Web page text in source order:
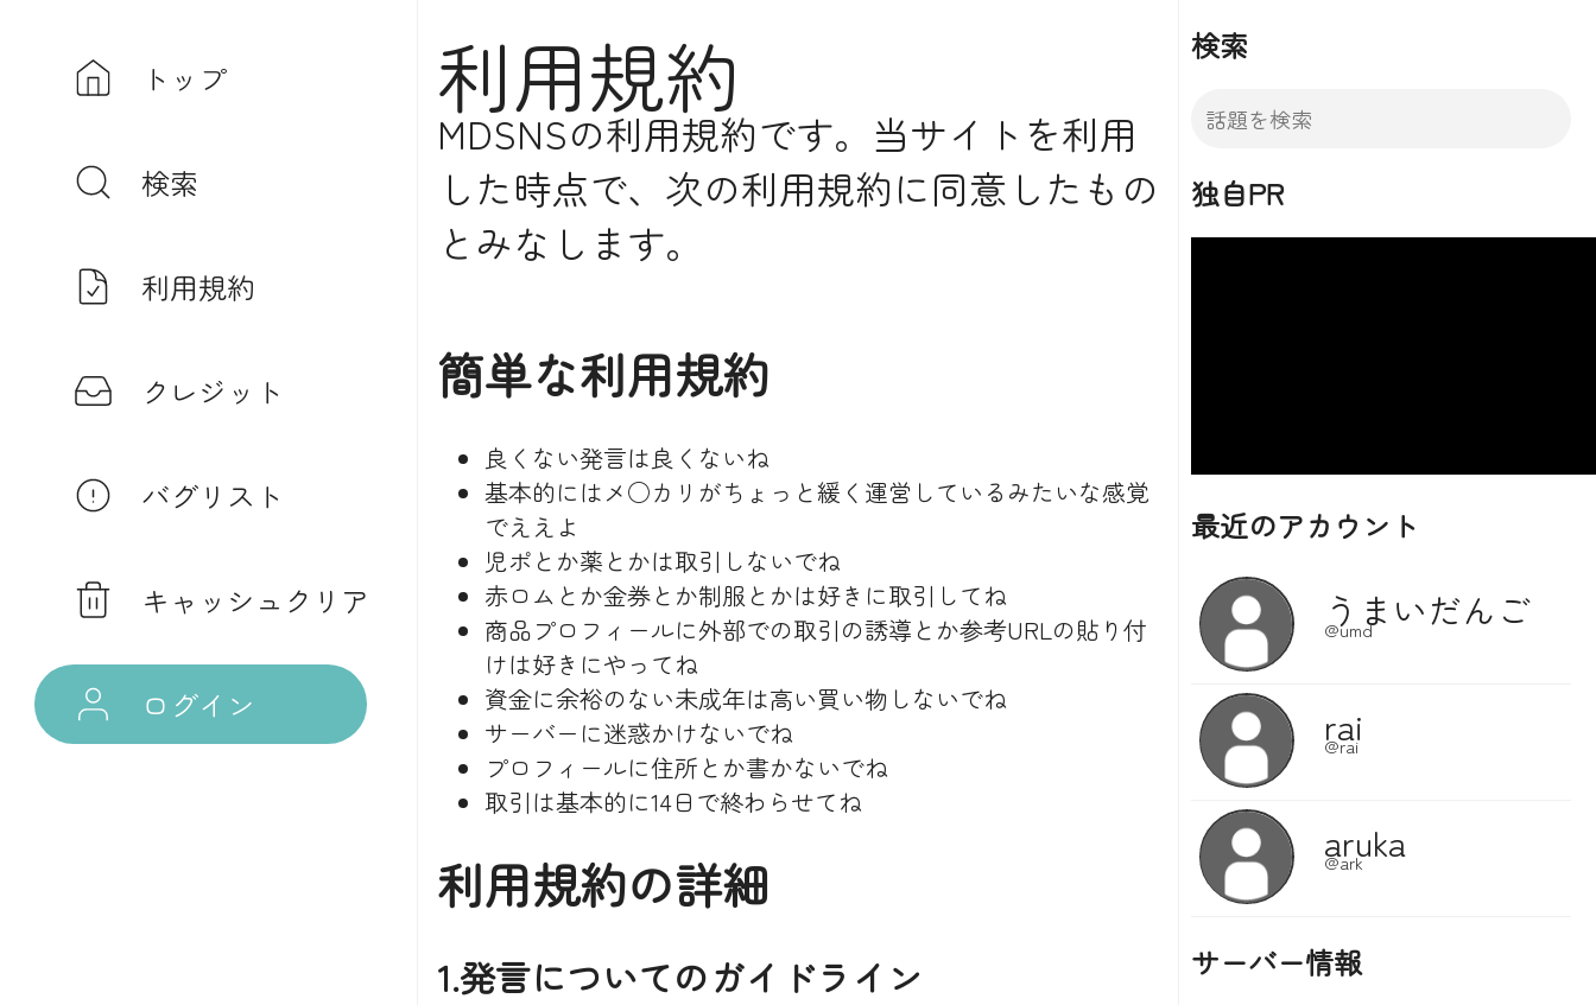
トップ
検索
利用規約
クレジット
バグリスト
キャッシュクリア
ログイン
利用規約
MDSNSの利用規約です。当サイトを利用
した時点で、次の利用規約に同意したもの
とみなします。
簡単な利用規約
良くない発言は良くないね
基本的にはメ○カリがちょっと緩く運営しているみたいな感覚
でええよ
児ポとか薬とかは取引しないでね
赤ロムとか金券とか制服とかは好きに取引してね
商品プロフィールに外部での取引の誘導とか参考URLの貼り付
けは好きにやってね
資金に余裕のない未成年は高い買い物しないでね
サーバーに迷惑かけないでね
プロフィールに住所とか書かないでね
取引は基本的に14日で終わらせてね
利用規約の詳細
1.発言についてのガイドライン
検索
独自PR
最近のアカウント
サーバー情報